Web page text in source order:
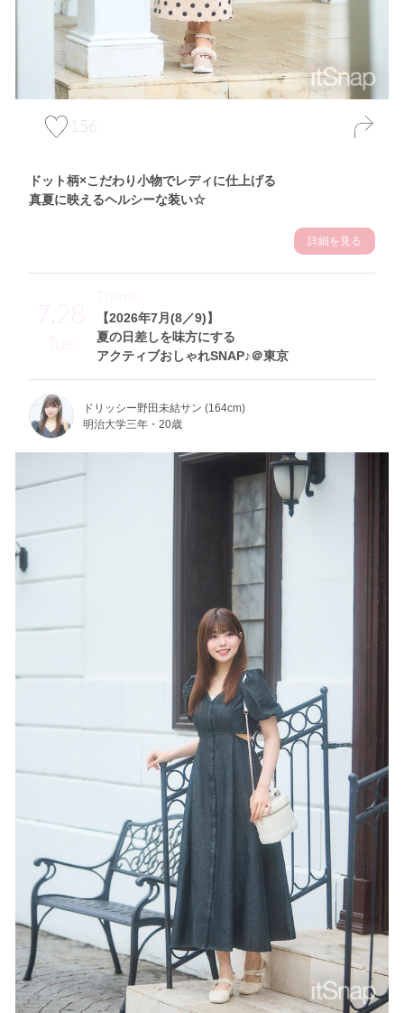
156
ドット柄×こだわり小物でレディに仕上げる
真夏に映えるヘルシーな装い☆
詳細を見る
7.28
Tue
【2026年7月(8／9)】
夏の日差しを味方にする
アクティブおしゃれSNAP♪＠東京
Theme
ドリッシー野田未結サン (164cm)
明治大学三年・20歳